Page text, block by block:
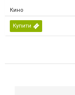
Кино
Купити